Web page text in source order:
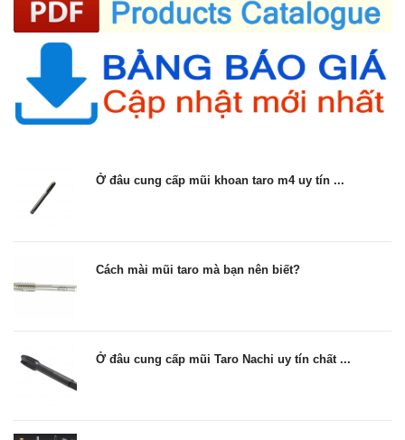
Ở đâu cung cấp mũi khoan taro m4 uy tín ...
Cách mài mũi taro mà bạn nên biết?
Ở đâu cung cấp mũi Taro Nachi uy tín chất ...